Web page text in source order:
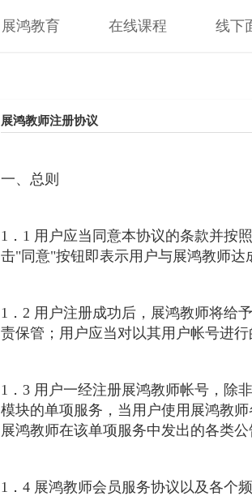
展鸿教育 在线课程 线下
展鸿教师注册协议
一、总则
1．1 用户应当同意本协议的条款并按
击"同意"按钮即表示用户与展鸿教师
1．2 用户注册成功后，展鸿教师将给
责保管；用户应当对以其用户帐号进行
1．3 用户一经注册展鸿教师帐号，除
模块的单项服务，当用户使用展鸿教
展鸿教师在该单项服务中发出的各类公
1．4 展鸿教师会员服务协议以及各个